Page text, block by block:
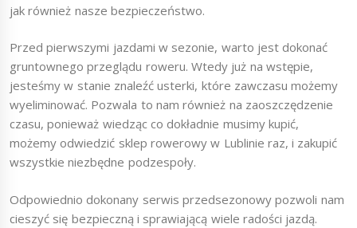
jak również nasze bezpieczeństwo.
Przed pierwszymi jazdami w sezonie, warto jest dokonać
gruntownego przeglądu roweru. Wtedy już na wstępie,
jesteśmy w stanie znaleźć usterki, które zawczasu możemy
wyeliminować. Pozwala to nam również na zaoszczędzenie
czasu, ponieważ wiedząc co dokładnie musimy kupić,
możemy odwiedzić sklep rowerowy w Lublinie raz, i zakupić
wszystkie niezbędne podzespoły.
Odpowiednio dokonany serwis przedsezonowy pozwoli nam
cieszyć się bezpieczną i sprawiającą wiele radości jazdą.